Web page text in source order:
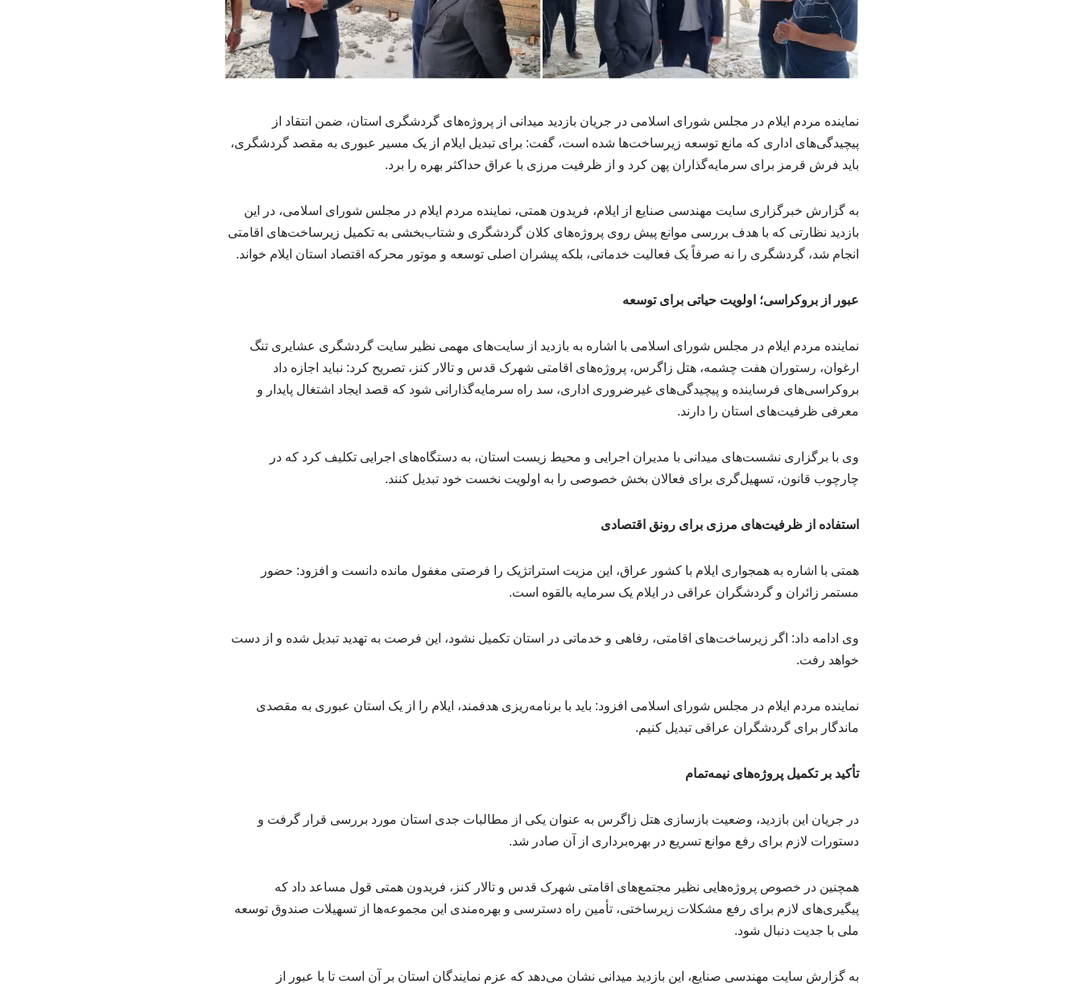
نماینده مردم ایلام در مجلس شورای اسلامی در جریان بازدید میدانی از پروژه‌های گردشگری استان، ضمن انتقاد از
پیچیدگی‌های اداری که مانع توسعه زیرساخت‌ها شده است، گفت: برای تبدیل ایلام از یک مسیر عبوری به مقصد گردشگری،
باید فرش قرمز برای سرمایه‌گذاران پهن کرد و از ظرفیت مرزی با عراق حداکثر بهره را برد.
به گزارش خبرگزاری سایت مهندسی صنایع از ایلام، فریدون همتی، نماینده مردم ایلام در مجلس شورای اسلامی، در این
بازدید نظارتی که با هدف بررسی موانع پیش روی پروژه‌های کلان گردشگری و شتاب‌بخشی به تکمیل زیرساخت‌های اقامتی
انجام شد، گردشگری را نه صرفاً یک فعالیت خدماتی، بلکه پیشران اصلی توسعه و موتور محرکه اقتصاد استان ایلام خواند.
عبور از بروکراسی؛ اولویت حیاتی برای توسعه
نماینده مردم ایلام در مجلس شورای اسلامی با اشاره به بازدید از سایت‌های مهمی نظیر سایت گردشگری عشایری تنگ
ارغوان، رستوران هفت چشمه، هتل زاگرس، پروژه‌های اقامتی شهرک قدس و تالار کنز، تصریح کرد: نباید اجازه داد
بروکراسی‌های فرساینده و پیچیدگی‌های غیرضروری اداری، سد راه سرمایه‌گذارانی شود که قصد ایجاد اشتغال پایدار و
معرفی ظرفیت‌های استان را دارند.
وی با برگزاری نشست‌های میدانی با مدیران اجرایی و محیط زیست استان، به دستگاه‌های اجرایی تکلیف کرد که در
چارچوب قانون، تسهیل‌گری برای فعالان بخش خصوصی را به اولویت نخست خود تبدیل کنند.
استفاده از ظرفیت‌های مرزی برای رونق اقتصادی
همتی با اشاره به همجواری ایلام با کشور عراق، این مزیت استراتژیک را فرصتی مغفول مانده دانست و افزود: حضور
مستمر زائران و گردشگران عراقی در ایلام یک سرمایه بالقوه است.
وی ادامه داد: اگر زیرساخت‌های اقامتی، رفاهی و خدماتی در استان تکمیل نشود، این فرصت به تهدید تبدیل شده و از دست
خواهد رفت.
نماینده مردم ایلام در مجلس شورای اسلامی افزود: باید با برنامه‌ریزی هدفمند، ایلام را از یک استان عبوری به مقصدی
ماندگار برای گردشگران عراقی تبدیل کنیم.
تأکید بر تکمیل پروژه‌های نیمه‌تمام
در جریان این بازدید، وضعیت بازسازی هتل زاگرس به عنوان یکی از مطالبات جدی استان مورد بررسی قرار گرفت و
دستورات لازم برای رفع موانع تسریع در بهره‌برداری از آن صادر شد.
همچنین در خصوص پروژه‌هایی نظیر مجتمع‌های اقامتی شهرک قدس و تالار کنز، فریدون همتی قول مساعد داد که
پیگیری‌های لازم برای رفع مشکلات زیرساختی، تأمین راه دسترسی و بهره‌مندی این مجموعه‌ها از تسهیلات صندوق توسعه
ملی با جدیت دنبال شود.
به گزارش سایت مهندسی صنایع، این بازدید میدانی نشان می‌دهد که عزم نمایندگان استان بر آن است تا با عبور از